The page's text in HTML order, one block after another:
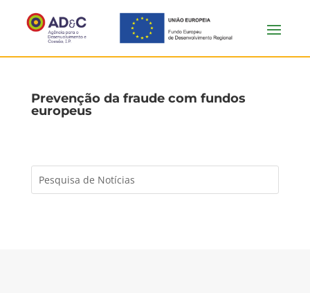
Prevenção da fraude com fundos
europeus